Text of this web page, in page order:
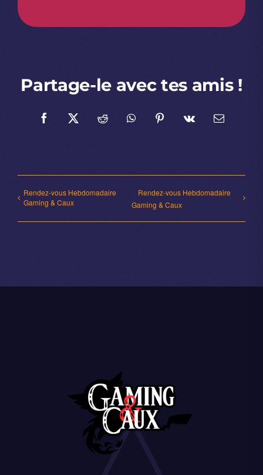
Partage-le avec tes amis !
Facebook
X RedditWhatsAppPinterest
Vk Email
Rendez-vous Hebdomadaire
Gaming & Caux
Rendez-vous Hebdomadaire
Gaming & Caux